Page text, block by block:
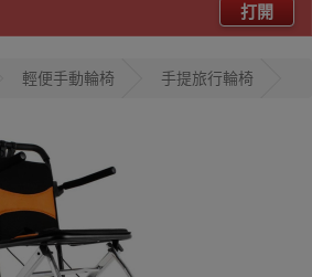
打開
輕便手動輪椅 手提旅行輪椅